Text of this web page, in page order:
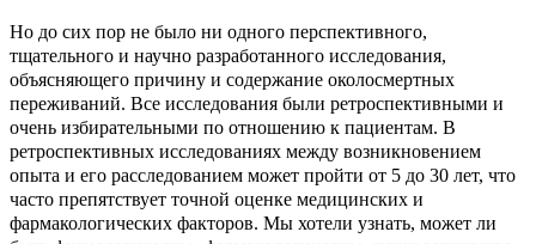
Но до сих пор не было ни одного перспективного,
тщательного и научно разработанного исследования,
объясняющего причину и содержание околосмертных
переживаний. Все исследования были ретроспективными и
очень избирательными по отношению к пациентам. В
ретроспективных исследованиях между возникновением
опыта и его расследованием может пройти от 5 до 30 лет, что
часто препятствует точной оценке медицинских и
фармакологических факторов. Мы хотели узнать, может ли